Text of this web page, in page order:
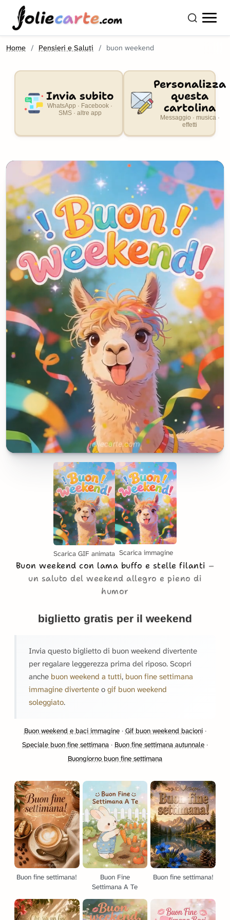
oliecarte.com
Home Pensieri e Saluti buon weekend
Invia subito
WhatsApp · Facebook ·
SMS · altre app
Personalizza
questa
cartolina
Messaggio · musica ·
effetti
Scarica GIF animata Scarica immagine
Buon weekend con lama buffo e stelle filanti
un saluto del weekend allegro e pieno di
humor
biglietto gratis per il weekend
Invia questo biglietto di buon weekend divertente
per regalare leggerezza prima del riposo. Scopri
anche buon weekend a tutti, buon fine settimana
immagine divertente o gif buon weekend
soleggiato.
Buon weekend e baci immagine· Gif buon weekend bacioni·
Speciale buon fine settimana · Buon fine settimana autunnale ·
Buongiorno buon fine settimana
Buon fine settimana!
Buon Fine
Settimana A Te
Buon fine settimana!